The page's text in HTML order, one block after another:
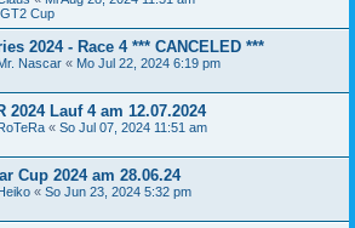
Cup
2024 - Race 4 *** CANCELED ***
Nascar « Mo Jul 22, 2024 6:19 pm
2024 Lauf 4 am 12.07.2024
« So Jul 07, 2024 11:51 am
Cup 2024 am 28.06.24
« So Jun 23, 2024 5:32 pm